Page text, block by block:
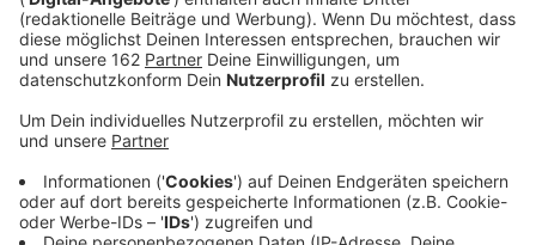
Anzeige
Ein lauter Knall hat am Donnerstagabend im Duisburger
Stadtteil Rumeln-Kaldenhausen die Nachbarschaft
aufgeschreckt. Anwohner in der Nähe der
Glückaufstraße alarmierten gegen 21:40 Uhr die
Polizei. Vor Ort entdeckten die Einsatzkräfte eine